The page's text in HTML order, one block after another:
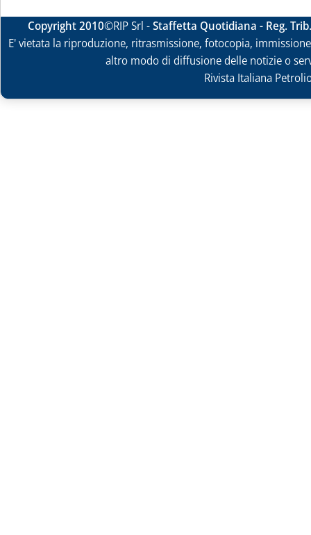
Copyright 2010©RIP Srl -Staffetta Quotidiana - Reg.
E' vietata la riproduzione, ritrasmissione, fotocopia,
altro modo di diffusione delle notizie o
Rivista Italiana